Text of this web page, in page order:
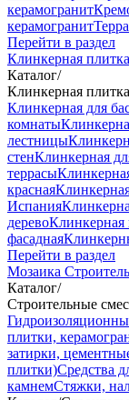
керамогранит
керамогранит
Перейти в раздел
Клинкерная плитка
Каталог/
Клинкерная плитка
Клинкерная для
комнаты
лестницы
стенКлинкерная
террасы
красная
Испания
деревоКлинкерная
фасадная
Перейти в раздел
Мозаика
Каталог/
Строительные
плитки,
затирки,
плитки)Средства
камнемСтяжки,